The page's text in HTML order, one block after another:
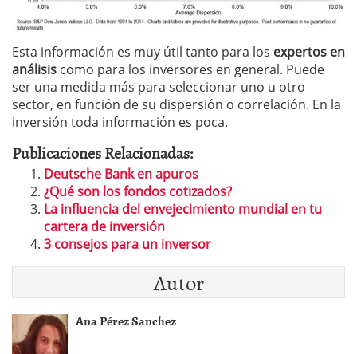
Esta información es muy útil tanto para los expertos en
análisis como para los inversores en general. Puede
ser una medida más para seleccionar uno u otro
sector, en función de su dispersión o correlación. En la
inversión toda información es poca.
Publicaciones Relacionadas:
Deutsche Bank en apuros
¿Qué son los fondos cotizados?
La influencia del envejecimiento mundial en tu
cartera de inversión
3 consejos para un inversor
Autor
Ana Pérez Sanchez